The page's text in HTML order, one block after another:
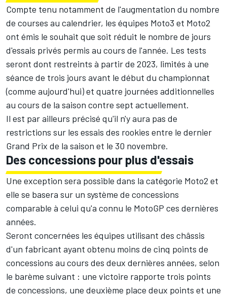
Compte tenu notamment de l'augmentation du nombre
de courses au calendrier, les équipes Moto3 et Moto2
ont émis le souhait que soit réduit le nombre de jours
d'essais privés permis au cours de l'année. Les tests
seront dont restreints à partir de 2023, limités à une
séance de trois jours avant le début du championnat
(comme aujourd'hui) et quatre journées additionnelles
au cours de la saison contre sept actuellement.
Il est par ailleurs précisé qu'il n'y aura pas de
restrictions sur les essais des rookies entre le dernier
Grand Prix de la saison et le 30 novembre.
Des concessions pour plus d'essais
Une exception sera possible dans la catégorie Moto2 et
elle se basera sur un système de concessions
comparable à celui qu'a connu le MotoGP ces dernières
années.
Seront concernées les équipes utilisant des châssis
d'un fabricant ayant obtenu moins de cinq points de
concessions au cours des deux dernières années, selon
le barème suivant : une victoire rapporte trois points
de concessions, une deuxième place deux points et une